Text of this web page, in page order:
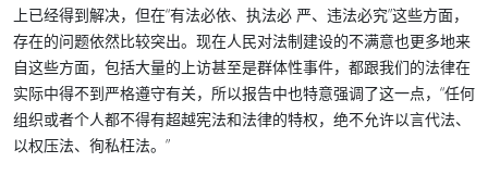
上已经得到解决，但在“有法必依、执法必 严、违法必究”这些方面，
存在的问题依然比较突出。现在人民对法制建设的不满意也更多地来
自这些方面，包括大量的上访甚至是群体性事件，都跟我们的法律在
实际中得不到严格遵守有关，所以报告中也特意强调了这一点，“任何
组织或者个人都不得有超越宪法和法律的特权，绝不允许以言代法、
以权压法、徇私枉法。”